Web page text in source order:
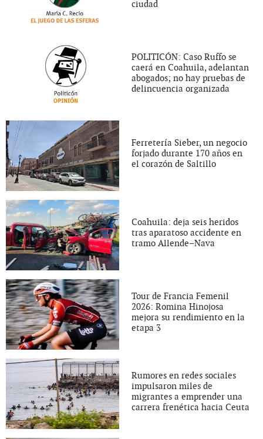
ciudad
POLITICÓN: Caso Ruffo se
caerá en Coahuila, adelantan
abogados; no hay pruebas de
delincuencia organizada
Ferretería Sieber, un negocio
forjado durante 170 años en
el corazón de Saltillo
Coahuila: deja seis heridos
tras aparatoso accidente en
tramo Allende–Nava
Tour de Francia Femenil
2026: Romina Hinojosa
mejora su rendimiento en la
etapa 3
Rumores en redes sociales
impulsaron miles de
migrantes a emprender una
carrera frenética hacia Ceuta